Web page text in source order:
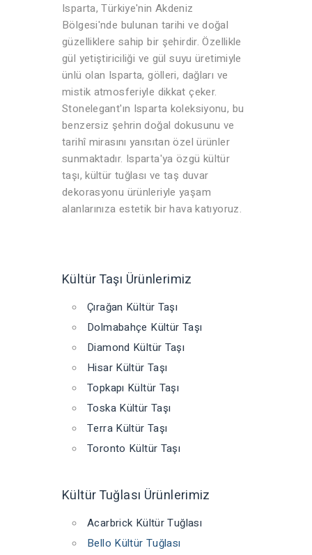
Isparta, Türkiye'nin Akdeniz
Bölgesi'nde bulunan tarihi ve doğal
güzelliklere sahip bir şehirdir. Özellikle
gül yetiştiriciliği ve gül suyu üretimiyle
ünlü olan Isparta, gölleri, dağları ve
mistik atmosferiyle dikkat çeker.
Stonelegant'ın Isparta koleksiyonu, bu
benzersiz şehrin doğal dokusunu ve
tarihî mirasını yansıtan özel ürünler
sunmaktadır. Isparta'ya özgü kültür
taşı, kültür tuğlası ve taş duvar
dekorasyonu ürünleriyle yaşam
alanlarınıza estetik bir hava katıyoruz.
Kültür Taşı Ürünlerimiz
Çırağan Kültür Taşı
Dolmabahçe Kültür Taşı
Diamond Kültür Taşı
Hisar Kültür Taşı
Topkapı Kültür Taşı
Toska Kültür Taşı
Terra Kültür Taşı
Toronto Kültür Taşı
Kültür Tuğlası Ürünlerimiz
Acarbrick Kültür Tuğlası
Bello Kültür Tuğlası